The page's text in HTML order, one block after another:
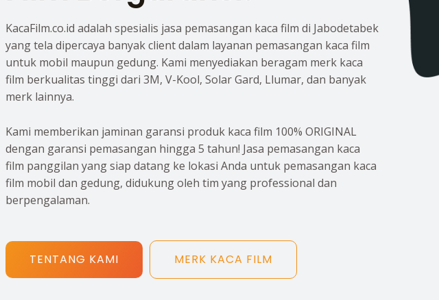
KacaFilm.co.id adalah spesialis jasa pemasangan kaca film di Jabodetabek
yang tela dipercaya banyak client dalam layanan pemasangan kaca film
untuk mobil maupun gedung. Kami menyediakan beragam merk kaca
film berkualitas tinggi dari 3M, V-Kool, Solar Gard, Llumar, dan banyak
merk lainnya.
Kami memberikan jaminan garansi produk kaca film 100% ORIGINAL
dengan garansi pemasangan hingga 5 tahun! Jasa pemasangan kaca
film panggilan yang siap datang ke lokasi Anda untuk pemasangan kaca
film mobil dan gedung, didukung oleh tim yang professional dan
berpengalaman.
TENTANG KAMI MERK KACA FILM